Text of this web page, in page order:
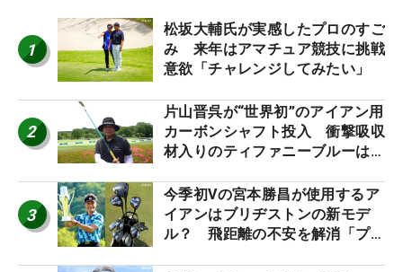
1
松坂大輔氏が実感したプロのすご
み 来年はアマチュア競技に挑戦
意欲「チャレンジしてみたい」
2
片山晋呉が“世界初”のアイアン用
カーボンシャフト投入 衝撃吸収
材入りのティファニーブルーは
3
今季初Vの宮本勝昌が使用するア
イアンはブリヂストンの新モデ
ル？ 飛距離の不安を解消「プラ